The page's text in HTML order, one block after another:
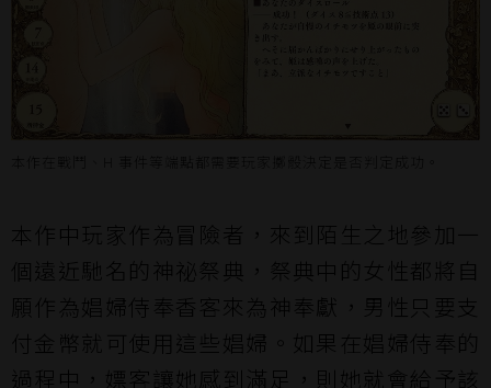
本作中玩家作為冒險者，來到陌生之地參加一
個遠近馳名的神祕祭典，祭典中的女性都將自
願作為娼婦侍奉香客來為神奉獻，男性只要支
付金幣就可使用這些娼婦。如果在娼婦侍奉的
過程中，嫖客讓她感到滿足，則她就會給予該